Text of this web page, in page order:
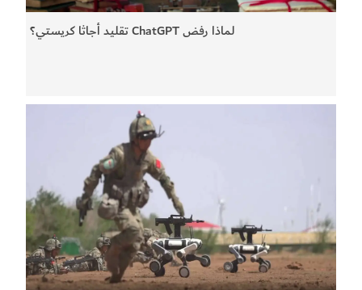
لماذا رفض ChatGPT تقليد أجاثا كريستي؟